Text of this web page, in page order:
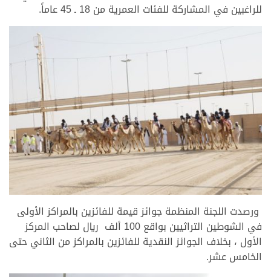
للراغبين في المشاركة للفئات العمرية من 18 ـ 45 عاماً.
ورصدت اللجنة المنظمة جوائز قيمة للفائزين بالمراكز الأولى
في الشوطين التراثيين بواقع 100 ألف ريال لصاحب المركز
الأول ، بخلاف الجوائز النقدية للفائزين بالمراكز من الثاني حتى
الخامس عشر.